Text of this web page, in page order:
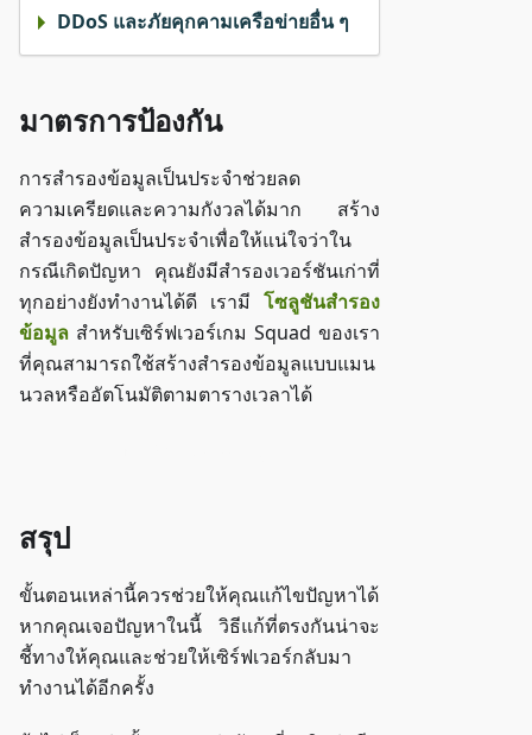
DDoS และภัยคุกคามเครือข่ายอื่น ๆ
มาตรการป้องกัน
การสำรองข้อมูลเป็นประจำช่วยลด
ความเครียดและความกังวลได้มาก สร้าง
สำรองข้อมูลเป็นประจำเพื่อให้แน่ใจว่าใน
กรณีเกิดปัญหา คุณยังมีสำรองเวอร์ชันเก่าที่
ทุกอย่างยังทำงานได้ดี เรามี โซลูชันสำรอง
ข้อมูล สำหรับเซิร์ฟเวอร์เกม Squad ของเรา
ที่คุณสามารถใช้สร้างสำรองข้อมูลแบบแมน
นวลหรืออัตโนมัติตามตารางเวลาได้
สรุป
ขั้นตอนเหล่านี้ควรช่วยให้คุณแก้ไขปัญหาได้
หากคุณเจอปัญหาในนี้ วิธีแก้ที่ตรงกันน่าจะ
ชี้ทางให้คุณและช่วยให้เซิร์ฟเวอร์กลับมา
ทำงานได้อีกครั้ง